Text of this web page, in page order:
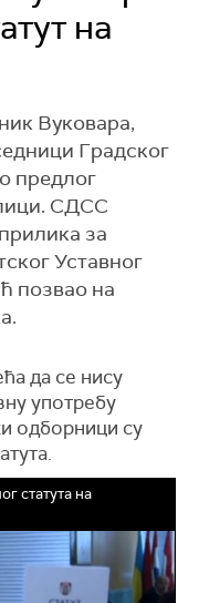
на
Вуковара,
Градског
предлог
СДСС
за
Уставног
позвао на
да се нису
употребу
одборници су
статута на